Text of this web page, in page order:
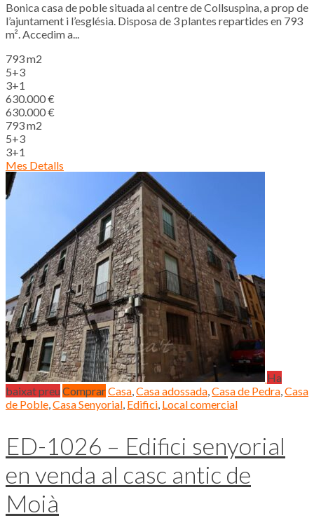
Bonica casa de poble situada al centre de Collsuspina, a prop de
l’ajuntament i l’església. Disposa de 3 plantes repartides en 793
m². Accedim a...
793 m2
5+3
3+1
630.000 €
630.000 €
793 m2
5+3
3+1
Mes Detalls
Ha
baixat preu ComprarCasa,Casa adossada,Casa de Pedra,Casa
de Poble,Casa Senyorial, Edifici, Local comercial
ED-1026 – Edifici senyorial
en venda al casc antic de
Moià